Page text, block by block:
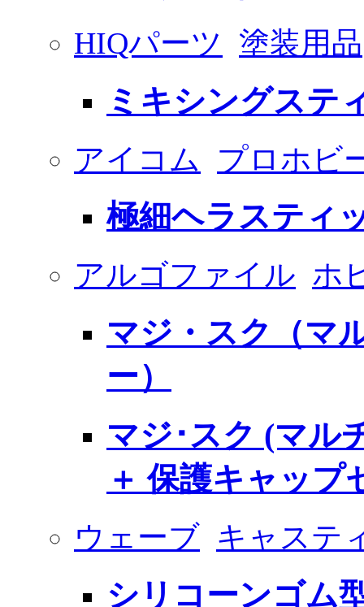
HIQパーツ 塗装用品
ミキシングステ
アイコム プロホビ
極細ヘラスティ
アルゴファイル ホ
マジ・スク（マ
ー）
マジ･スク (マル
＋ 保護キャップ
ウェーブ キャステ
シリコーンゴム